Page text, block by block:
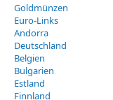
Goldmünzen
Euro-Links
Andorra
Deutschland
Belgien
Bulgarien
Estland
Finnland